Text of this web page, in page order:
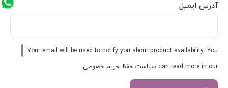
آدرس ایمیل
Your email will be used to notify you about product availability. You
can read more in our سیاست حفظ حریم خصوصی.